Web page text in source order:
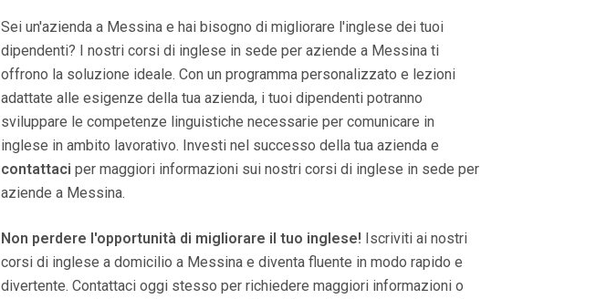
Sei un'azienda a Messina e hai bisogno di migliorare l'inglese dei tuoi
dipendenti? I nostri corsi di inglese in sede per aziende a Messina ti
offrono la soluzione ideale. Con un programma personalizzato e lezioni
adattate alle esigenze della tua azienda, i tuoi dipendenti potranno
sviluppare le competenze linguistiche necessarie per comunicare in
inglese in ambito lavorativo. Investi nel successo della tua azienda e
contattaci per maggiori informazioni sui nostri corsi di inglese in sede per
aziende a Messina.
Non perdere l'opportunità di migliorare il tuo inglese! Iscriviti ai nostri
corsi di inglese a domicilio a Messina e diventa fluente in modo rapido e
divertente. Contattaci oggi stesso per richiedere maggiori informazioni o